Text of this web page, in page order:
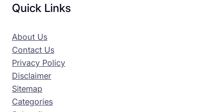
Quick Links
About Us
Contact Us
Privacy Policy
Disclaimer
Sitemap
Categories